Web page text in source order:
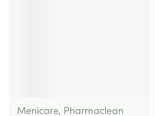
Menicare, Pharmaclean